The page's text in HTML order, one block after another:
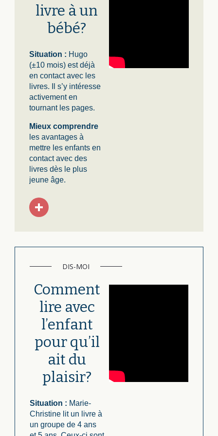
livre à un
bébé?
Situation : Hugo
(±10 mois) est déjà
en contact avec les
livres. Il s’y intéresse
activement en
tournant les pages.
Mieux comprendre
les avantages à
mettre les enfants en
contact avec des
livres dès le plus
jeune âge.
DIS-MOI
Comment
lire avec
l’enfant
pour qu’il
ait du
plaisir?
Situation : Marie-
Christine lit un livre à
un groupe de 4 ans